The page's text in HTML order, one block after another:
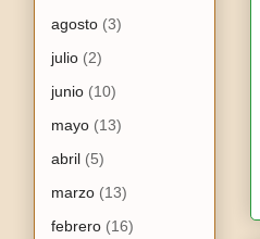
agosto (3)
julio (2)
junio (10)
mayo (13)
abril (5)
marzo (13)
febrero (16)